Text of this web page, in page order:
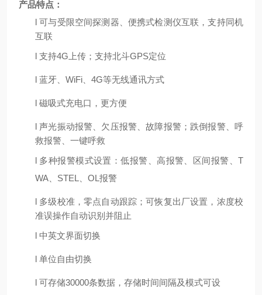
产品特点：
l可与受限空间探测器、便携式检测仪互联，支持同机
互联
l 支持4G上传；支持北斗GPS定位
l 蓝牙、 WiFi、4G等无线通讯方式
l 磁吸式充电口，更方便
l声光振动报警、欠压报警、故障报警；跌倒报警、呼
救报警、一键呼救
l 多种报警模式设置：低报警、高报警、区间报警、T
WA、STEL、OL报警
l 多级校准，零点自动跟踪；可恢复出厂设置，浓度校
准误操作自动识别并阻止
l 中英文界面切换
l 单位自由切换
l 可存储30000条数据，存储时间间隔及模式可设